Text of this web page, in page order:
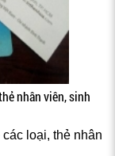
nhân viên, sinh
loại, thẻ nhân